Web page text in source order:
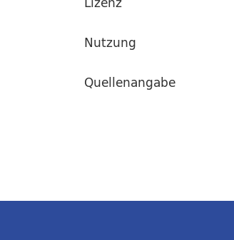
Nutzung
Quellenangabe